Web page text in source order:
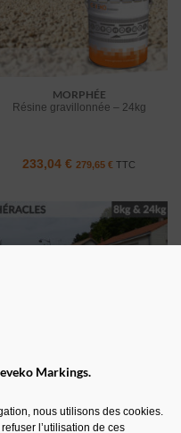
Markings.
nous utilisons des cookies.
l’utilisation de ces
MORPHÉE
Résine gravillonnée – 24kg
233,04 € 279,65 € TTC
Résine gravillonnée